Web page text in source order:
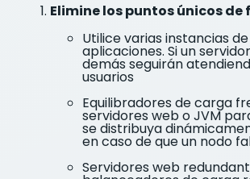
Elimine los puntos únicos de
Utilice varias instancias
aplicaciones. Si un
demás seguirán
usuarios
Equilibradores de carga
servidores web o JVM
se distribuya
en caso de que un nodo
Servidores web